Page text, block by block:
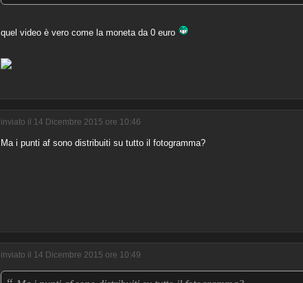
quel video è vero come la moneta da 0 euro
inviato il 14 Dicembre 2015 ore 10:46
Ma i punti af sono distribuiti su tutto il fotogramma?
inviato il 14 Dicembre 2015 ore 10:49